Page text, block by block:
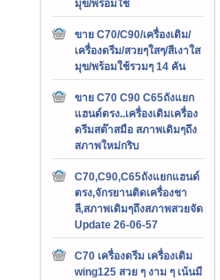
มุข/พร้อมใช้
ขาย C70/C90/เครื่องเดิม/
เครื่องดรีม/สวยๆใสๆ/สีเงาใส
มุข/พร้อมใช้รวมๆ 14 คัน
ขาย C70 C90 C65ถังแยก
แฮนด์ตรง..เครื่องเดิมเครื่อง
ดรีมสต๊าสมือ สภาพเดิมๆถึง
สภาพใหม่กริบ
C70,C90,C65ถังแยกแฮนด์
ตรง,จักรยานติดเครื่องชา
ลี,สภาพเดิมๆถึงสภาพสวยจัด
Update 26-06-57
C70 เครื่องดรีม เครื่องเดิม
wing125 สวย ๆ งาม ๆ เน้นมี